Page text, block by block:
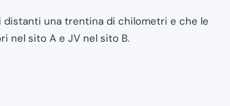
distanti una trentina di chilometri e che le
nel sito A e JV nel sito B.